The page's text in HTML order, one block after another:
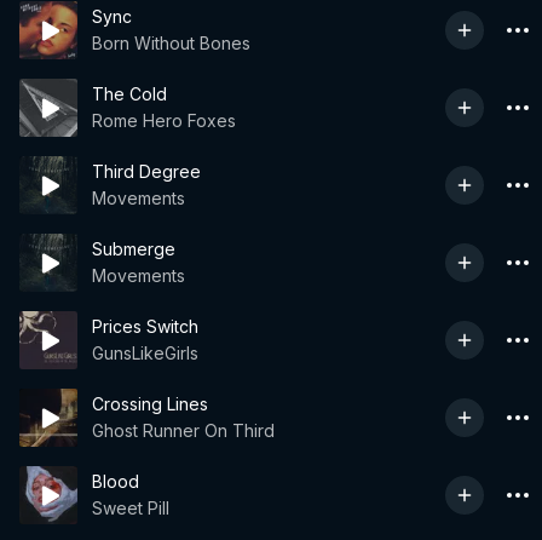
Sync
Born Without Bones
The Cold
Rome Hero Foxes
Third Degree
Movements
Submerge
Movements
Prices Switch
GunsLikeGirls
Crossing Lines
Ghost Runner On Third
Blood
Sweet Pill